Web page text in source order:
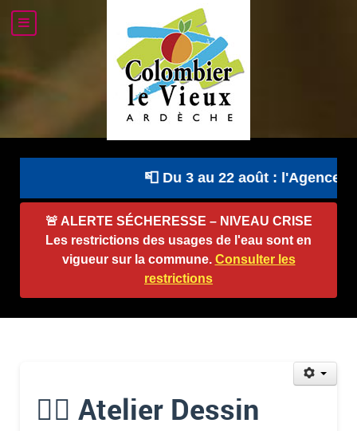
📮 Du 3 au 22 août : l'Agence
🚨 ALERTE SÉCHERESSE – NIVEAU CRISE
Les restrictions des usages de l'eau sont en
vigueur sur la commune. Consulter les
restrictions
🏴‍☠️ Atelier Dessin